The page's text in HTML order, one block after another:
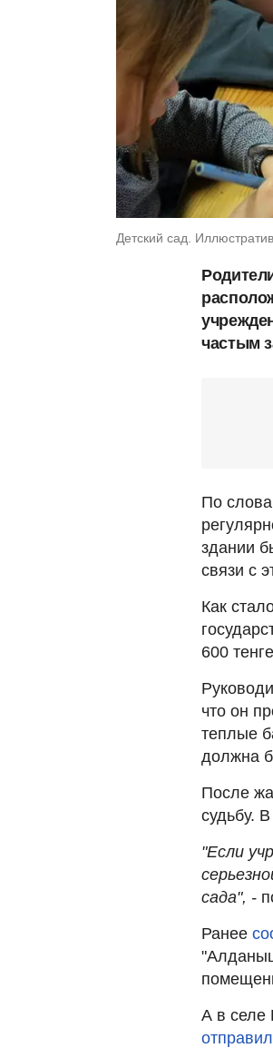
Детский сад.
частым
По
здании
связи с
Как
600
что он
теплые
должна
После
судьбу.
"Если
сада", -
Ранее
А в селе